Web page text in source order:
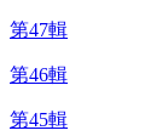
第47輯
第46輯
第45輯